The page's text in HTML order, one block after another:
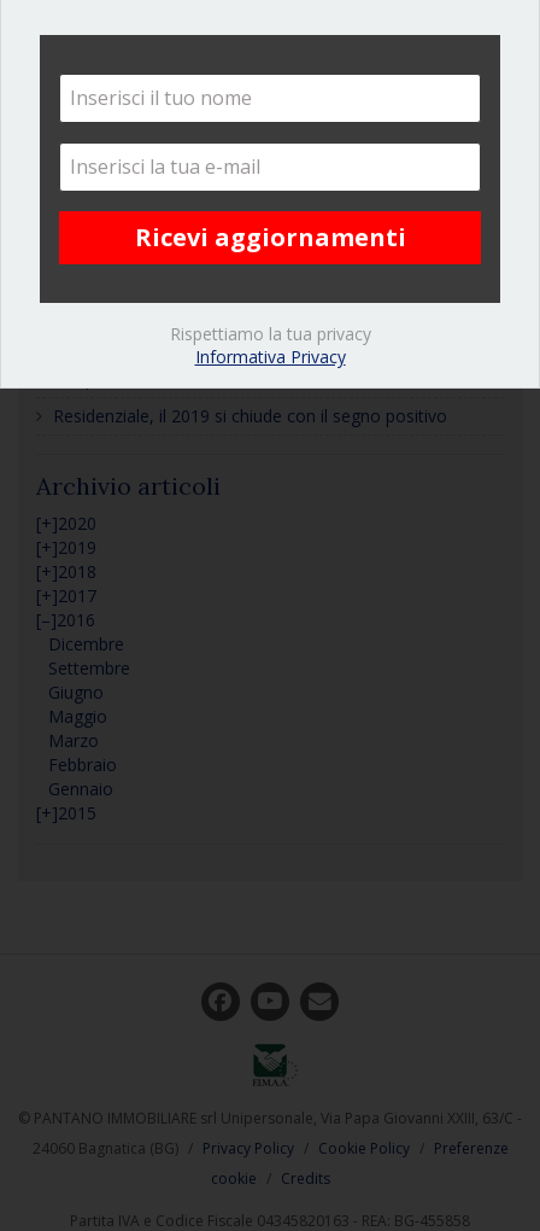
Articoli recenti
Osservatorio del Mercato Immobiliare: ecco gli ultimi dati
sullo stock nazionale e provinciale
Mercato immobiliare Bergamo, compravendite e
quotazioni in città e provincia
Mutui casa, un commento sull’evoluzione dello scenario
Residenziale, il 2019 si chiude con il segno positivo
Archivio articoli
[+]2020
[+]2019
[+]2018
[+]2017
[–]2016
Dicembre
Settembre
Giugno
Maggio
Marzo
Febbraio
Gennaio
[+]2015
© PANTANO IMMOBILIARE srl Unipersonale, Via Papa Giovanni XXIII, 63/C -
24060 Bagnatica (BG) / Privacy Policy / Cookie Policy / Preferenze
cookie / Credits
Partita IVA e Codice Fiscale 04345820163 - REA: BG-455858
Rispettiamo la tua privacy
Informativa Privacy